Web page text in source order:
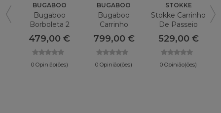
BUGABOO
Bugaboo
Borboleta 2
479,00 €
0 Opinião(ões)
BUGABOO
Bugaboo
Carrinho
Dragonfly Plus
799,00 €
0 Opinião(ões)
STOKKE
Stokke Carrinho
De Passeio
Yoyo 3
BonPoint
529,00 €
0 Opinião(ões)